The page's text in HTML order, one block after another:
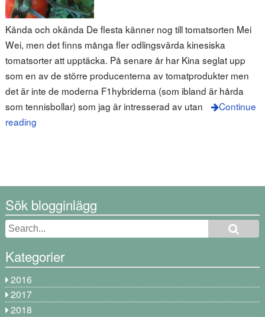
Kända och okända De flesta känner nog till tomatsorten Mei
Wei, men det finns många fler odlingsvärda kinesiska
tomatsorter att upptäcka. På senare år har Kina seglat upp
som en av de större producenterna av tomatprodukter men
det är inte de moderna F1hybriderna (som ibland är hårda
som tennisbollar) som jag är intresserad av utan
Continue
reading
Sök blogginlägg
Kategorier
2016
2017
2018